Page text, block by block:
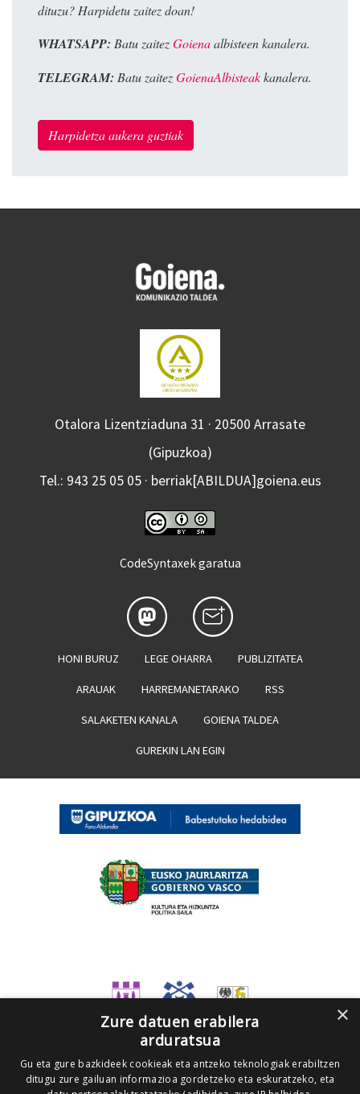
dituzu? Harpidetu zaitez doan!
WHATSAPP: Batu zaitezGoienaalbisteen kanalera.
TELEGRAM: Batu zaitezGoienaAlbisteakkanalera.
Harpidetza aukera guztiak
Otalora Lizentziaduna 31 · 20500 Arrasate
(Gipuzkoa)
Tel.: 943 25 05 05 · berriak[ABILDUA]goiena.eus
CodeSyntaxek garatua
HONI BURUZ LEGE OHARRA PUBLIZITATEA
ARAUAK HARREMANETARAKO RSS
SALAKETEN KANALA GOIENA TALDEA
GUREKIN LAN EGIN
×
Zure datuen erabilera
arduratsua
Gu eta gure bazkideek cookieak eta antzeko teknologiak erabiltzen
ditugu zure gailuan informazioa gordetzeko eta eskuratzeko, eta